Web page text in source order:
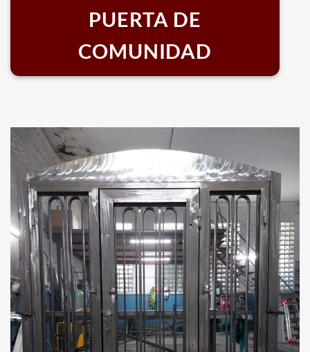
PUERTA DE
COMUNIDAD